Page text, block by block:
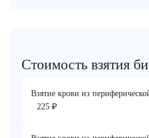
Стоимость взятия
Взятие крови из
225 ₽